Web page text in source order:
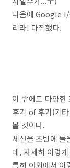
다음에 Google I/
리라! 다짐했다.
이 밖에도 다양한
후기 of 후기(기
볼 것이다.
세션을 초반에 들
데, 자세히 이렇
특히 야외에서 이